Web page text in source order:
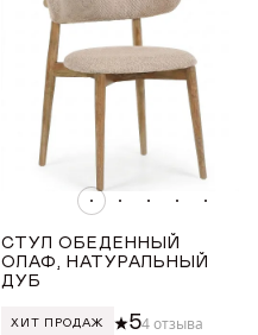
СТУЛ ОБЕДЕННЫЙ
ОЛАФ, НАТУРАЛЬНЫЙ
ДУБ
ХИТ ПРОДАЖ 54 отзыва